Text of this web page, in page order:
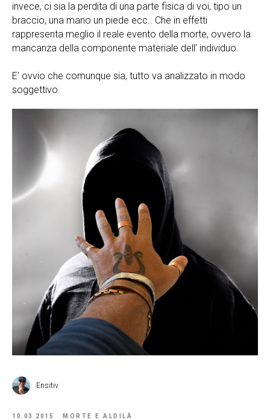
invece, ci sia la perdita di una parte fisica di voi, tipo un
braccio, una mano un piede ecc.. Che in effetti
rappresenta meglio il reale evento della morte, ovvero la
mancanza della componente materiale dell' individuo.
E' ovvio che comunque sia, tutto va analizzato in modo
soggettivo.
Ensitiv
10.03.2015 MORTE E ALDILÀ